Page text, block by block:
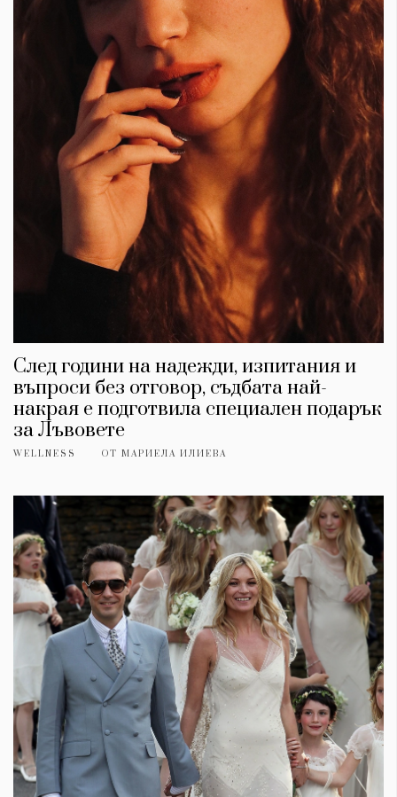
След години на надежди, изпитания и
въпроси без отговор, съдбата най-
накрая е подготвила специален подарък
за Лъвовете
WELLNESS ОТ МАРИЕЛА ИЛИЕВА